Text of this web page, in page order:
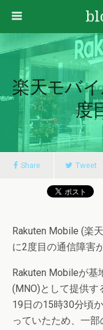
楽天モバ
度
Share Tweet
Rakuten Mobile (楽
に2度目の通信障害
Rakuten Mobileが
(MNO)として提供す
19日の15時30分頃
っていたため、一